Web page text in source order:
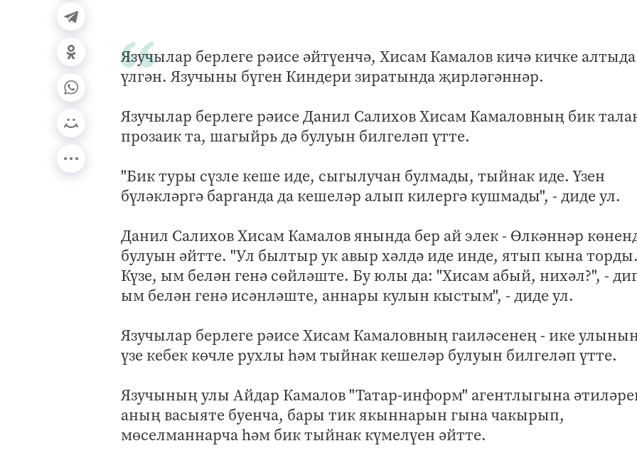
Язучылар берлеге рәисе әйтүенчә, Хисам Камалов кичә кичке алтыда
үлгән. Язучыны бүген Киндери зиратында җирләгәннәр.
Язучылар берлеге рәисе Данил Салихов Хисам Камаловның бик
прозаик та, шагыйрь дә булуын билгеләп үтте.
"Бик туры сүзле кеше иде, сыгылучан булмады, тыйнак иде. Үзен
бүләкләргә барганда да кешеләр алып килергә кушмады", - диде ул.
Данил Салихов Хисам Камалов янында бер ай элек - Өлкәннәр
булуын әйтте. "Ул былтыр ук авыр хәлдә иде инде, ятып кына торды.
Күзе, ым белән генә сөйләште. Бу юлы да: "Хисам абый, нихәл?", -
ым белән генә исәнләште, аннары кулын кыстым", - диде ул.
Язучылар берлеге рәисе Хисам Камаловның гаиләсенең - ике
үзе кебек көчле рухлы һәм тыйнак кешеләр булуын билгеләп үтте.
Язучының улы Айдар Камалов "Татар-информ" агентлыгына
аның васыяте буенча, бары тик якыннарын гына чакырып,
мөселманнарча һәм бик тыйнак күмелүен әйтте.